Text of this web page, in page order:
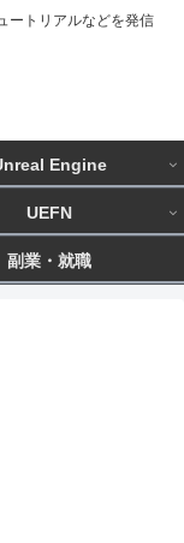
ートリアルなどを発信
Engine
UEFN
副業・就職